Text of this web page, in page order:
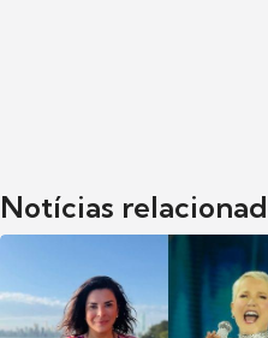
Notícias